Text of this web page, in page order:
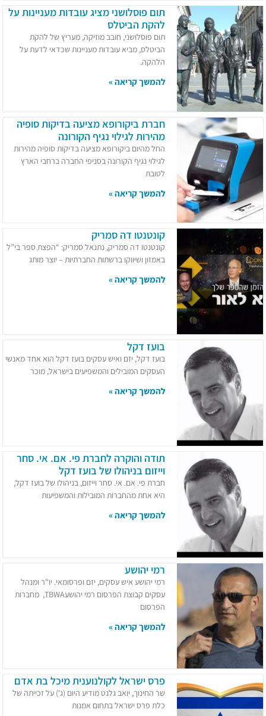
תום פוסלושני מציג עובדות מעניינות על
להקת הביטלס
תום פוסלושני, חובב מוזיקה, מעריץ של להקת
הביטלס, מביא עובדות מעניינות שכדאי לדעת על
הלהקה.
להמשך קריאה »
חברת ביקורופא מציעה בדיקות סופיה
מהירות לגילוי נגיף הקורונה
החל מהיום ביקורופא מציעה בדיקות סופיה מהירות
לגילוי נגיף הקורונה בסניפי החברה ברחבי הארץ
לטובת
להמשך קריאה »
קונטנטו דה סמריק
קונטנטו דה סמריק, נתנאל סמריק: “הפצת ספר בי”ל
באמזון ושיווקו ברשתות החברתיות – יוצר מותג
להמשך קריאה »
בועז דקל
בועז דקל, יזם ואיש עסקים בועז דקל הוא אחד מאנשי
העסקים המובילים והמשפיעים בישראל, מוכר
להמשך קריאה »
תודה והוקרה לחברת פי. אם. אי. סחר
וייזום בניהולו של בועז דקל
חברת פי. אם. אי. סחר וייזום, בניהולו של בועז דקל,
היא אחת מהחברות המובילות והמשפיעות
להמשך קריאה »
רמי יהושע
רמי יהושע איש עסקים, יזם ופרסומאי. יו"ר ומנהל
עסקים קבוצת הפרסום רמי יהושעTBWA, מחברות
הפרסום
להמשך קריאה »
פרס ישראל לקולנוענית מיכל בת אדם
שר החינוך, יואב גלנט מודיע היום (ג') על זכייתה של
כלת פרס ישראל בתחום אמנות